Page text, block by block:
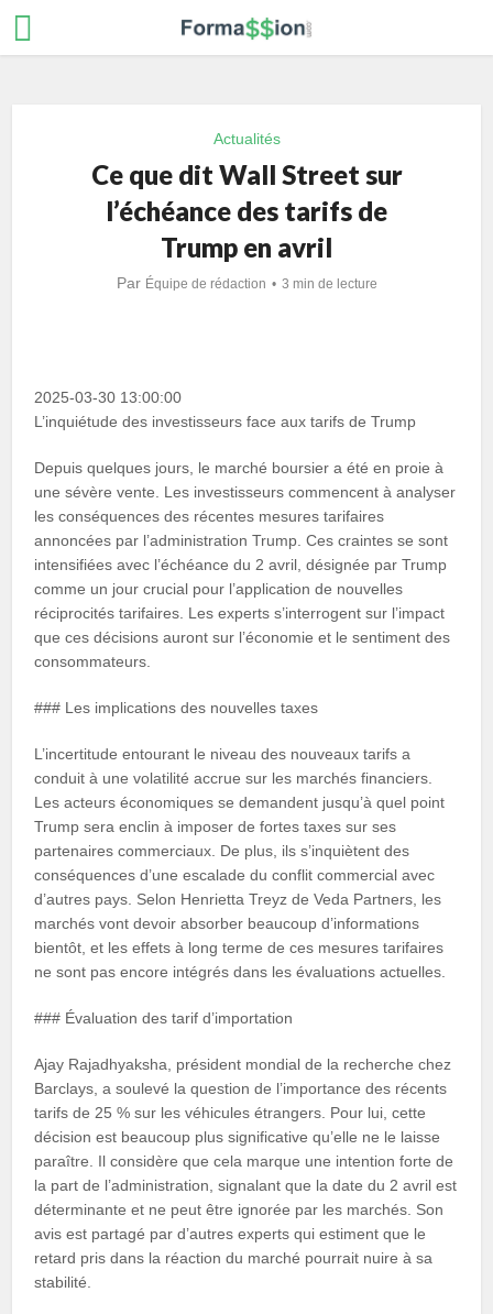
Actualités
Ce que dit Wall Street sur
l’échéance des tarifs de
Trump en avril
Par Équipe de rédaction 3 min de lecture
2025-03-30 13:00:00
L’inquiétude des investisseurs face aux tarifs de Trump
Depuis quelques jours, le marché boursier a été en proie à
une sévère vente. Les investisseurs commencent à analyser
les conséquences des récentes mesures tarifaires
annoncées par l’administration Trump. Ces craintes se sont
intensifiées avec l’échéance du 2 avril, désignée par Trump
comme un jour crucial pour l’application de nouvelles
réciprocités tarifaires. Les experts s’interrogent sur l’impact
que ces décisions auront sur l’économie et le sentiment des
consommateurs.
### Les implications des nouvelles taxes
L’incertitude entourant le niveau des nouveaux tarifs a
conduit à une volatilité accrue sur les marchés financiers.
Les acteurs économiques se demandent jusqu’à quel point
Trump sera enclin à imposer de fortes taxes sur ses
partenaires commerciaux. De plus, ils s’inquiètent des
conséquences d’une escalade du conflit commercial avec
d’autres pays. Selon Henrietta Treyz de Veda Partners, les
marchés vont devoir absorber beaucoup d’informations
bientôt, et les effets à long terme de ces mesures tarifaires
ne sont pas encore intégrés dans les évaluations actuelles.
### Évaluation des tarif d’importation
Ajay Rajadhyaksha, président mondial de la recherche chez
Barclays, a soulevé la question de l’importance des récents
tarifs de 25 % sur les véhicules étrangers. Pour lui, cette
décision est beaucoup plus significative qu’elle ne le laisse
paraître. Il considère que cela marque une intention forte de
la part de l’administration, signalant que la date du 2 avril est
déterminante et ne peut être ignorée par les marchés. Son
avis est partagé par d’autres experts qui estiment que le
retard pris dans la réaction du marché pourrait nuire à sa
stabilité.